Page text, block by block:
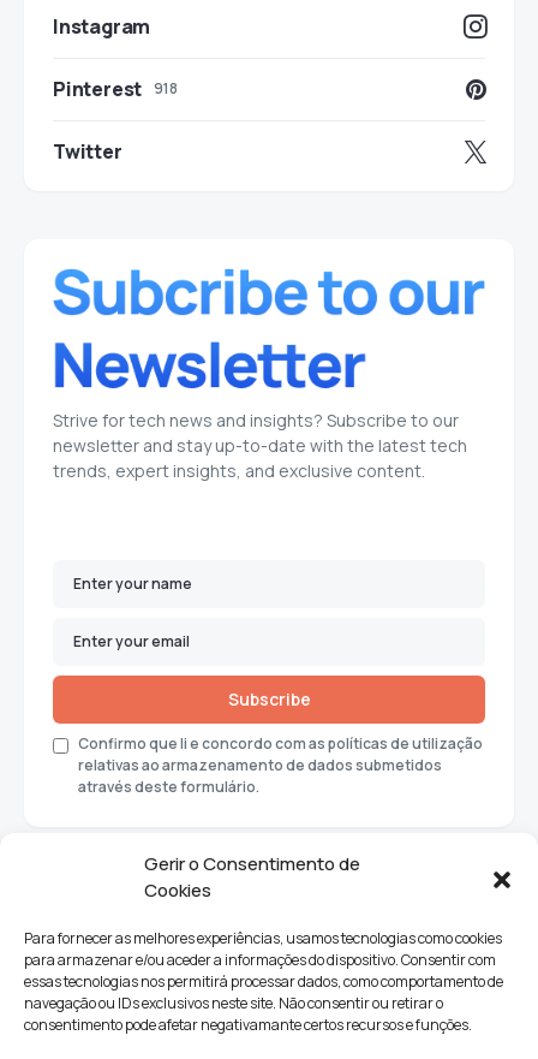
Gerir o Consentimento de
Cookies
Para fornecer as melhores experiências, usamos tecnologias como cookies
para armazenar e/ou aceder a informações do dispositivo. Consentir com
essas tecnologias nos permitirá processar dados, como comportamento de
navegação ou IDs exclusivos neste site. Não consentir ou retirar o
consentimento pode afetar negativamante certos recursos e funções.
Instagram
Pinterest 918
Twitter
Strive for tech news and insights? Subscribe to our
newsletter and stay up-to-date with the latest tech
trends, expert insights, and exclusive content.
Subscribe
Confirmo que li e concordo com as políticas de utilização
relativas ao armazenamento de dados submetidos
através deste formulário.